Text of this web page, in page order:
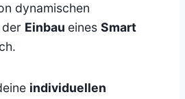
dynamischen
Einbau eines Smart
individuellen